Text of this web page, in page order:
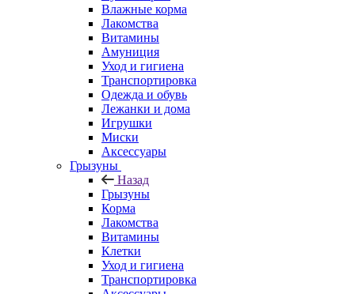
Влажные корма
Лакомства
Витамины
Амуниция
Уход и гигиена
Транспортировка
Одежда и обувь
Лежанки и дома
Игрушки
Миски
Аксессуары
Грызуны
Назад
Грызуны
Корма
Лакомства
Витамины
Клетки
Уход и гигиена
Транспортировка